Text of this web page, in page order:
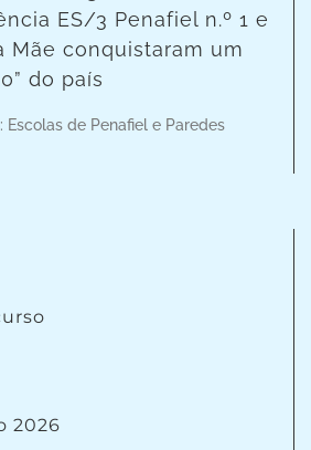
ES/3 Penafiel n.º 1 e
Mãe conquistaram um
do país
Escolas de Penafiel e Paredes
2026